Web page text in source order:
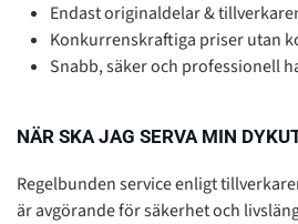
Endast originaldelar &
Konkurrenskraftiga priser utan
Snabb, säker och professionell
NÄR SKA JAG SERVA MIN
Regelbunden service enligt
är avgörande för säkerhet och